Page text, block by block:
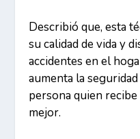
Describió que, esta
su calidad de vida y
accidentes en el
aumenta la
persona quien
mejor.